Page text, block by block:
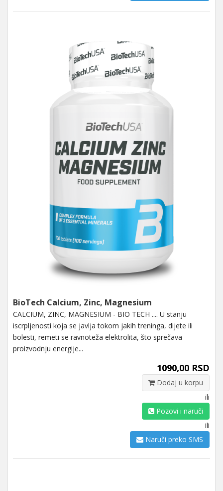
BioTech Calcium, Zinc, Magnesium
CALCIUM, ZINC, MAGNESIUM - BIO TECH .... U stanju
iscrpljenosti koja se javlja tokom jakih treninga, dijete ili
bolesti, remeti se ravnoteža elektrolita, što sprečava
proizvodnju energije...
1090,00 RSD
Dodaj u korpu
ili
Pozovi i naruči
ili
Naruči preko SMS